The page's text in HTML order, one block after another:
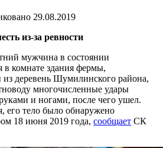
29.08.2019
из-за ревности
мужчина в состоянии
в комнате здания фермы,
деревень Шумилинского района,
многочисленные удары
и ногами, после чего ушел.
его тело было обнаружено
18 июня 2019 года, сообщает СК